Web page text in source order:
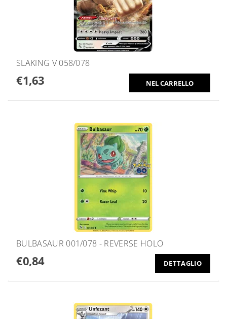
SLAKING V 058/078
€1,63
BULBASAUR 001/078 - REVERSE HOLO
€0,84 DETTAGLIO